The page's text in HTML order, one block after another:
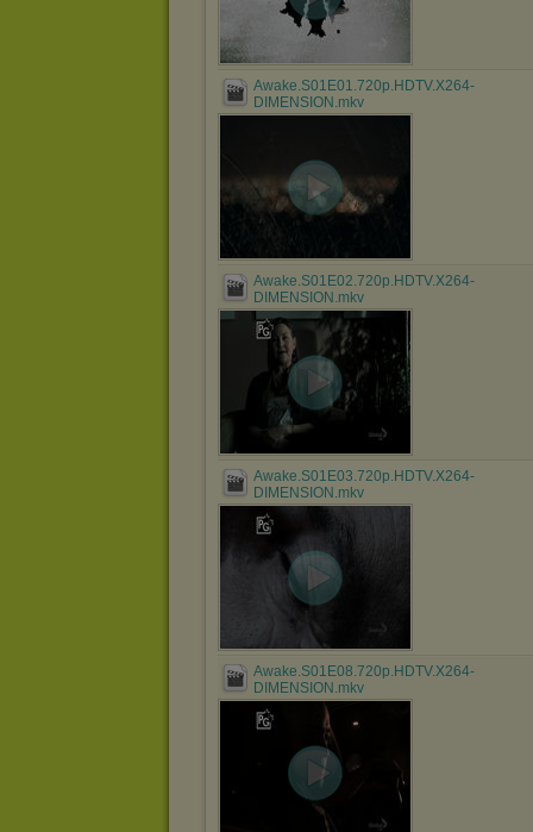
Awake.S01E01.720p.HDTV.X264-
DIMENSION.mkv
Awake.S01E02.720p.HDTV.X264-
DIMENSION.mkv
Awake.S01E03.720p.HDTV.X264-
DIMENSION.mkv
Awake.S01E08.720p.HDTV.X264-
DIMENSION.mkv